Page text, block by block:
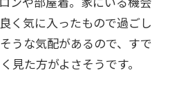
く気に入ったもので過ごし
うな気配があるので、すで
見た方がよさそうです。